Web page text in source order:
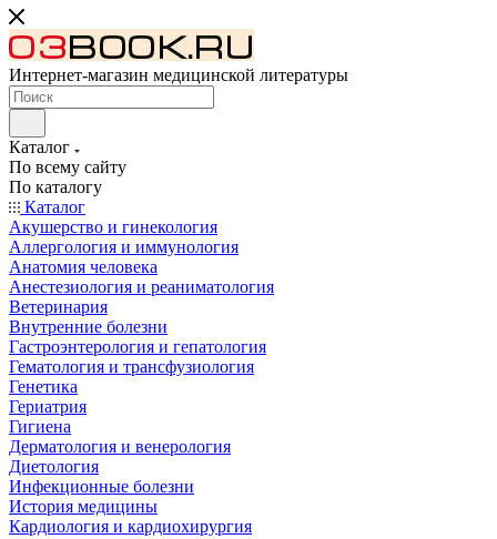
Интернет-магазин медицинской литературы
Каталог
По всему сайту
По каталогу
Каталог
Акушерство и гинекология
Аллергология и иммунология
Анатомия человека
Анестезиология и реаниматология
Ветеринария
Внутренние болезни
Гастроэнтерология и гепатология
Гематология и трансфузиология
Генетика
Гериатрия
Гигиена
Дерматология и венерология
Диетология
Инфекционные болезни
История медицины
Кардиология и кардиохирургия